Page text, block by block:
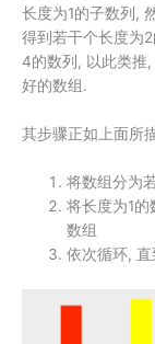
长度为1的子数列,
得到若干个长度为
4的数列, 以此类推
好的数组.
其步骤正如上面所
将数组分为
将长度为1
数组
依次循环,